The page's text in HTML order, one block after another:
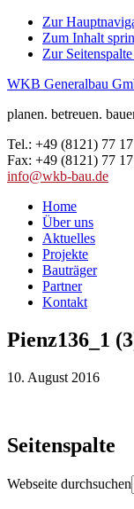
Zur
Zum Inhalt
Zur
WKB Generalbau
planen. betreuen.
Tel.: +49 (8121) 77
Fax: +49 (8121) 77
info@wkb-bau.de
Home
Über uns
Aktuelles
Projekte
Bauträger
Partner
Kontakt
Pienz136_1
10. August 2016
Seitenspalte
Webseite durchsuchen